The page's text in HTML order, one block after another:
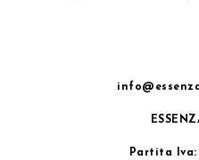
Partita Iva: